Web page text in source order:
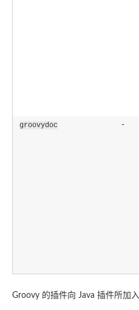
groovydoc -
Groovy 的插件向 Java 插件所加